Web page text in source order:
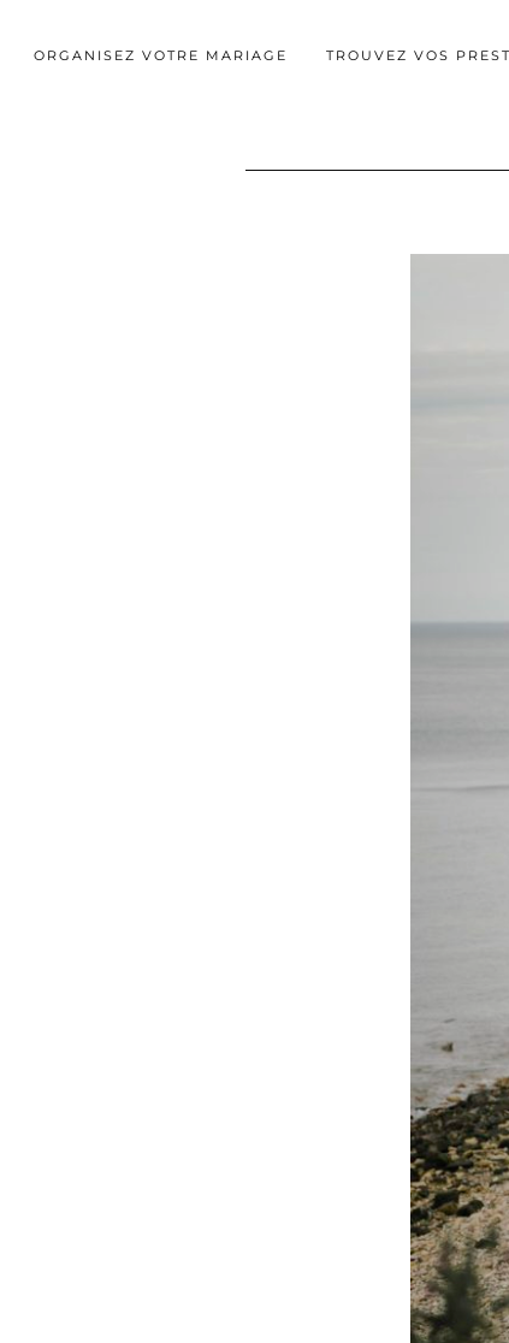
ORGANISEZ VOTRE MARIAGE TROUVEZ VOS